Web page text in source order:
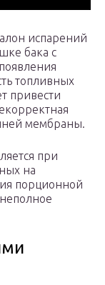
испарений
бака с
топливных
привести
мембраны.
при
на
порционной